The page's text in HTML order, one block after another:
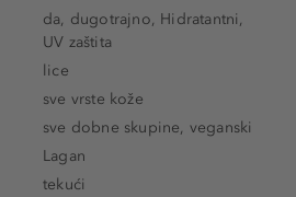
da, dugotrajno, Hidratantni,
UV zaštita
lice
sve vrste kože
sve dobne skupine, veganski
Lagan
tekući